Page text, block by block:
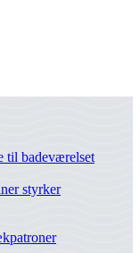
til badeværelset
styrker